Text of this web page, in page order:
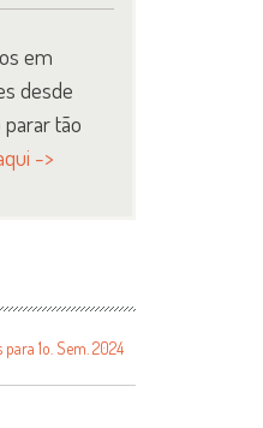
em
desde
tão
->
1o. Sem. 2024